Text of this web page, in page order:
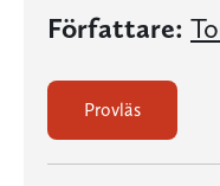
Författare:
Provläs